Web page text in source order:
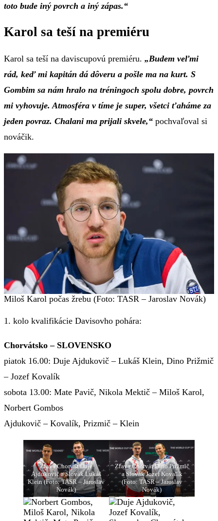
toto bude iný povrch a iný zápas.“
Karol sa teší na premiéru
Karol sa teší na daviscupovú premiéru. „Budem veľmi
rád, keď mi kapitán dá dôveru a pošle ma na kurt. S
Gombim sa nám hralo na tréningoch spolu dobre, povrch
mi vyhovuje. Atmosféra v tíme je super, všetci ťaháme za
jeden povraz. Chalani ma prijali skvele,“ pochvaľoval si
nováčik.
Miloš Karol počas žrebu (Foto: TASR – Jaroslav Novák)
1. kolo kvalifikácie Davisovho pohára:
Chorvátsko – SLOVENSKO
piatok 16.00: Duje Ajdukovič – Lukáš Klein, Dino Prižmič
– Jozef Kovalík
sobota 13.00: Mate Pavič, Nikola Mektič – Miloš Karol,
Norbert Gombos
Ajdukovič – Kovalík, Prizmič – Klein
Zľava Chorvát Duje
Ajdukovič a Slovák Lukáš
Klein (Foto: TASR – Jaroslav
Novák)
Zľava Chorvát Dino Prižmič
a Slovák Jozef Kovalík
(Foto: TASR – Jaroslav
Novák)